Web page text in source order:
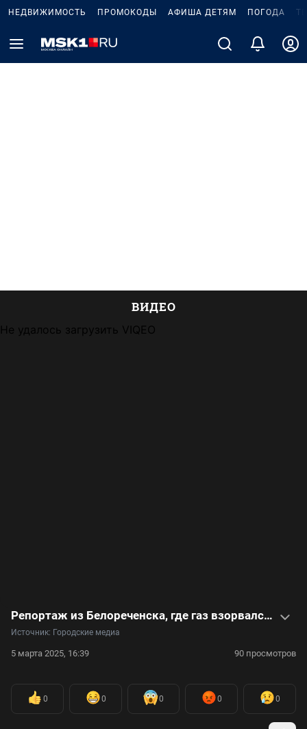
НЕДВИЖИМОСТЬ ПРОМОКОДЫ АФИША ДЕТЯМ ПОГОДА
ВИДЕО
Не удалось загрузить VIQEO
Репортаж из Белореченска, где газ взорвался в пятиэтажке
Источник: Городские медиа
5 марта 2025, 16:39 90 просмотров
0 0 0 0 0